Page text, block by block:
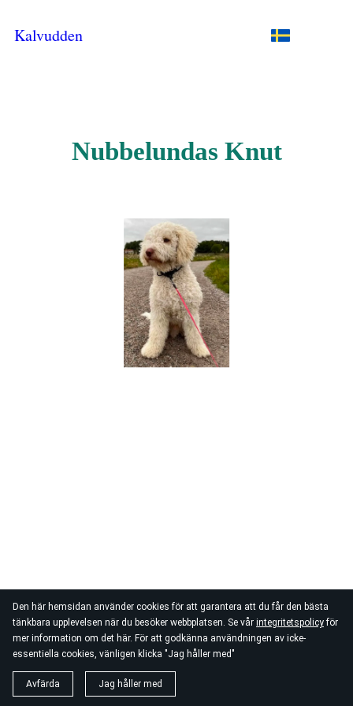
Den här hemsidan använder cookies för att garantera att du får den bästa
tänkbara upplevelsen när du besöker webbplatsen. Se vår integritetspolicyför
mer information om det här. För att godkänna användningen av icke-
essentiella cookies, vänligen klicka "Jag håller med"
Avfärda Jag håller med
Kalvudden
Nubbelundas Knut